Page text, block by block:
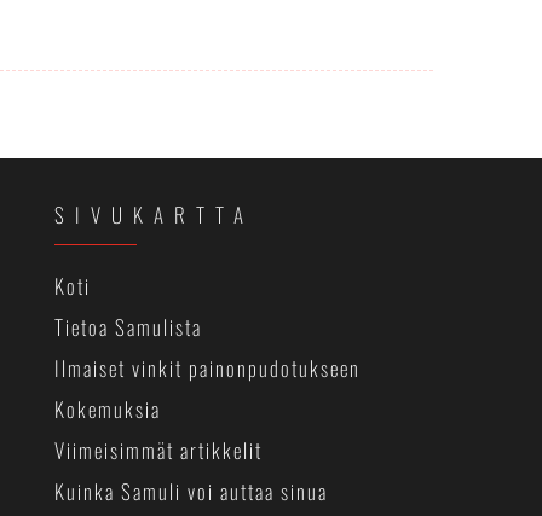
SIVUKARTTA
Koti
Tietoa Samulista
Ilmaiset vinkit painonpudotukseen
Kokemuksia
Viimeisimmät artikkelit
Kuinka Samuli voi auttaa sinua